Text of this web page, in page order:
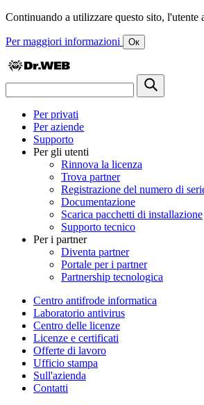
Continuando a utilizzare questo sito,
Per maggiori informazioni Ок
Per privati
Per aziende
Supporto
Per gli utenti
Rinnova la licenza
Trova partner
Registrazione del numero di
Documentazione
Scarica pacchetti di installazione
Supporto tecnico
Per i partner
Diventa partner
Portale per i partner
Partnership tecnologica
Centro antifrode informatica
Laboratorio antivirus
Centro delle licenze
Licenze e certificati
Offerte di lavoro
Ufficio stampa
Sull'azienda
Contatti